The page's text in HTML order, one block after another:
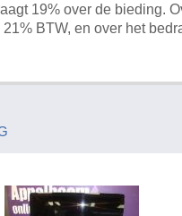
19% over de bieding.
BTW, en over het